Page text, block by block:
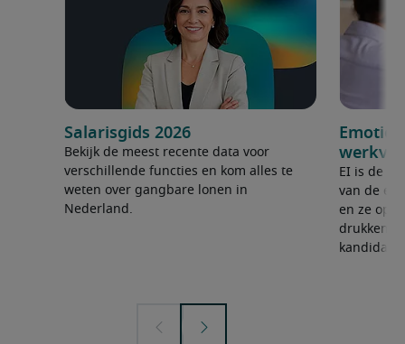
Salarisgids 2026
Bekijk de meest recente data voor
verschillende functies en kom alles te
weten over gangbare lonen in
Nederland.
EI is de
van de
en ze op
drukken.